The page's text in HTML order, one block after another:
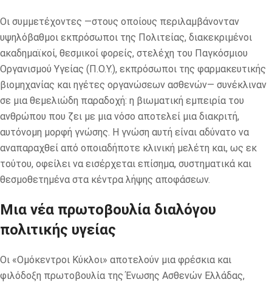
Οι συμμετέχοντες —στους οποίους περιλαμβάνονταν
υψηλόβαθμοι εκπρόσωποι της Πολιτείας, διακεκριμένοι
ακαδημαϊκοί, θεσμικοί φορείς, στελέχη του Παγκόσμιου
Οργανισμού Υγείας (Π.Ο.Υ.), εκπρόσωποι της φαρμακευτικής
βιομηχανίας και ηγέτες οργανώσεων ασθενών— συνέκλιναν
σε μια θεμελιώδη παραδοχή: η βιωματική εμπειρία του
ανθρώπου που ζει με μια νόσο αποτελεί μια διακριτή,
αυτόνομη μορφή γνώσης. Η γνώση αυτή είναι αδύνατο να
αναπαραχθεί από οποιαδήποτε κλινική μελέτη και, ως εκ
τούτου, οφείλει να εισέρχεται επίσημα, συστηματικά και
θεσμοθετημένα στα κέντρα λήψης αποφάσεων.
Μια νέα πρωτοβουλία διαλόγου
πολιτικής υγείας
Οι «Ομόκεντροι Κύκλοι» αποτελούν μια φρέσκια και
φιλόδοξη πρωτοβουλία της Ένωσης Ασθενών Ελλάδας,